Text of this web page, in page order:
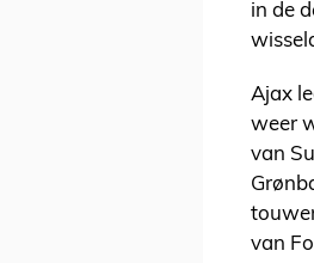
in de
Ajax
weer
van
van